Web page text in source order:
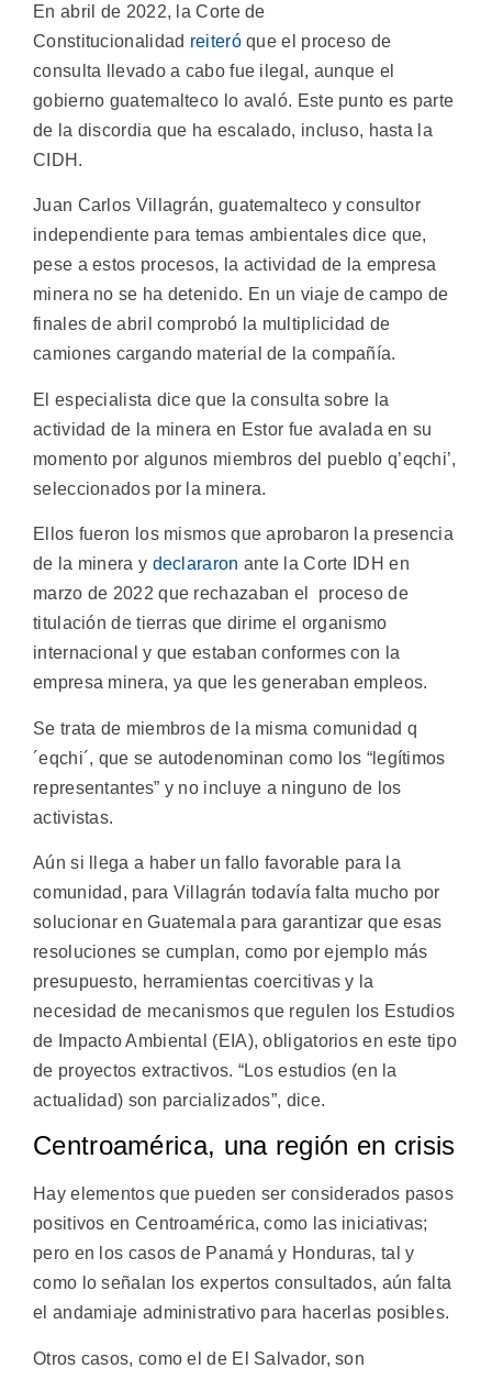
En abril de 2022, la Corte de
Constitucionalidad reiteróque el proceso de
consulta llevado a cabo fue ilegal, aunque el
gobierno guatemalteco lo avaló. Este punto es parte
de la discordia que ha escalado, incluso, hasta la
CIDH.
Juan Carlos Villagrán, guatemalteco y consultor
independiente para temas ambientales dice que,
pese a estos procesos, la actividad de la empresa
minera no se ha detenido. En un viaje de campo de
finales de abril comprobó la multiplicidad de
camiones cargando material de la compañía.
El especialista dice que la consulta sobre la
actividad de la minera en Estor fue avalada en su
momento por algunos miembros del pueblo q’eqchi’,
seleccionados por la minera.
Ellos fueron los mismos que aprobaron la presencia
de la minera y declararon ante la Corte IDH en
marzo de 2022 que rechazaban el proceso de
titulación de tierras que dirime el organismo
internacional y que estaban conformes con la
empresa minera, ya que les generaban empleos.
Se trata de miembros de la misma comunidad q
´eqchi´, que se autodenominan como los “legítimos
representantes” y no incluye a ninguno de los
activistas.
Aún si llega a haber un fallo favorable para la
comunidad, para Villagrán todavía falta mucho por
solucionar en Guatemala para garantizar que esas
resoluciones se cumplan, como por ejemplo más
presupuesto, herramientas coercitivas y la
necesidad de mecanismos que regulen los Estudios
de Impacto Ambiental (EIA), obligatorios en este tipo
de proyectos extractivos. “Los estudios (en la
actualidad) son parcializados”, dice.
Centroamérica, una región en crisis
Hay elementos que pueden ser considerados pasos
positivos en Centroamérica, como las iniciativas;
pero en los casos de Panamá y Honduras, tal y
como lo señalan los expertos consultados, aún falta
el andamiaje administrativo para hacerlas posibles.
Otros casos, como el de El Salvador, son